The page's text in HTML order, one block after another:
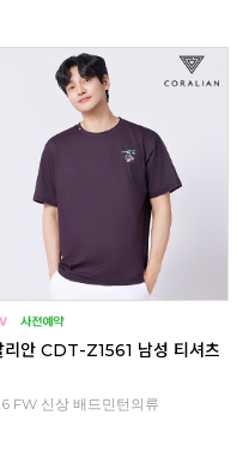
리안 CDT-Z1561 남성 티셔츠
FW 신상 배드민턴의류